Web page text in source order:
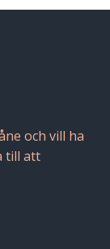
och vill ha
till att